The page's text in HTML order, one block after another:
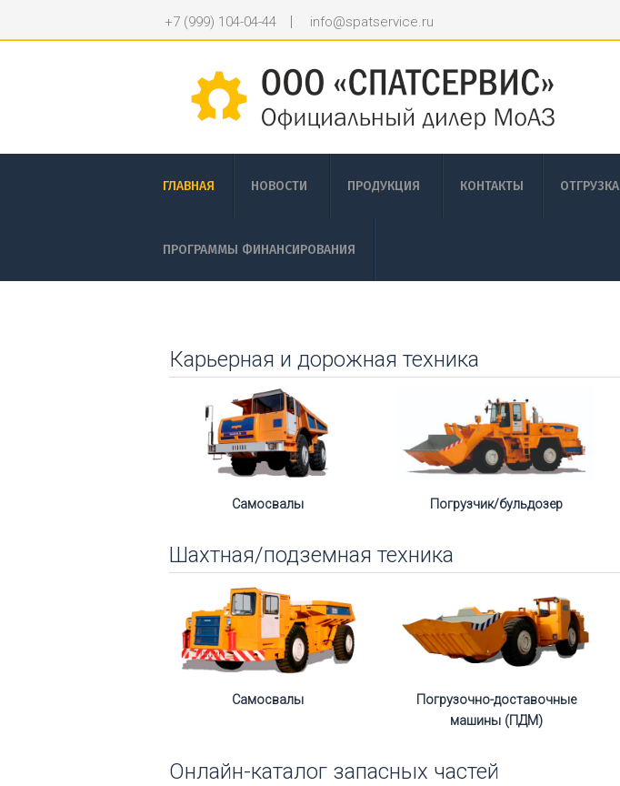
+7 (999) 104-04-44 info@spatservice.ru
ГЛАВНАЯ НОВОСТИ ПРОДУКЦИЯ КОНТАКТЫ ОТГРУЗКА
ПРОГРАММЫ ФИНАНСИРОВАНИЯ
Карьерная и дорожная техника
Самосвалы Погрузчик/бульдозер
Шахтная/подземная техника
Самосвалы
Погрузочно-доставочные
машины (ПДМ)
Онлайн-каталог запасных частей